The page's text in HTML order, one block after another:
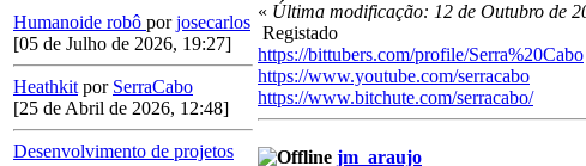
Humanoide robô porjosecarlos
[05 de Julho de 2026, 19:27]
Heathkit por SerraCabo
[25 de Abril de 2026, 12:48]
Desenvolvimento de projetos
« Última modificação: 12 de Outubro de
Registado
https://bittubers.com/profile/Serra%20Cabo
https://www.youtube.com/serracabo
https://www.bitchute.com/serracabo/
jm_araujo